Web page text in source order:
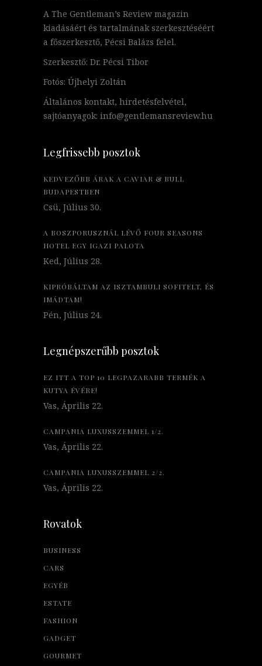
A The Gentleman’s Review magazin
kiadásáért és tartalmának szerkesztéséért
a főszerkesztő, Pécsi Balázs felel.
Szerkesztő: Dr. Pécsi Tibor
Fotós: Újhelyi Zoltán
Általános kontakt, hirdetésfelvétel,
sajtóanyagok: info@gentlemansreview.hu
Legfrissebb posztok
KEDVEZŐBB ÁRAK A CAVIAR & BULL
BUDAPESTBEN
Csü, Július 30.
A BOSZPORUSZNÁL LÉVŐ FOUR SEASONS
HOTEL EGY IGAZI PALOTA
Ked, Július 28.
KIPRÓBÁLTAM AZ ISZTAMBULI SOFITELT, ÉS
IMÁDTAM!
Pén, Július 24.
Legnépszerűbb posztok
EZ ITT A TOP 10 LEGPAZARABB TERMÉK A
KUTYA ÉVÉRE!
Vas, Április 22.
CAMPANIA LUXUSSZEMMEL 1/2.
Vas, Április 22.
CAMPANIA LUXUSSZEMMEL 2/2.
Vas, Április 22.
Rovatok
BUSINESS
CARS
EGYÉB
ESTATE
FASHION
GADGET
GOURMET